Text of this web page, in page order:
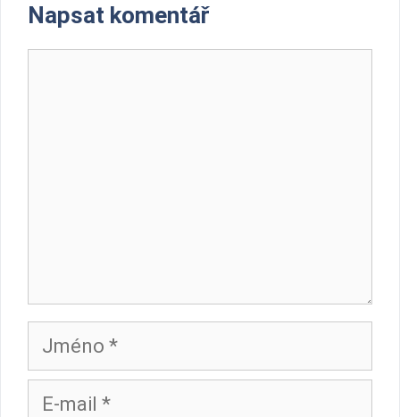
Napsat komentář
Jméno
E-